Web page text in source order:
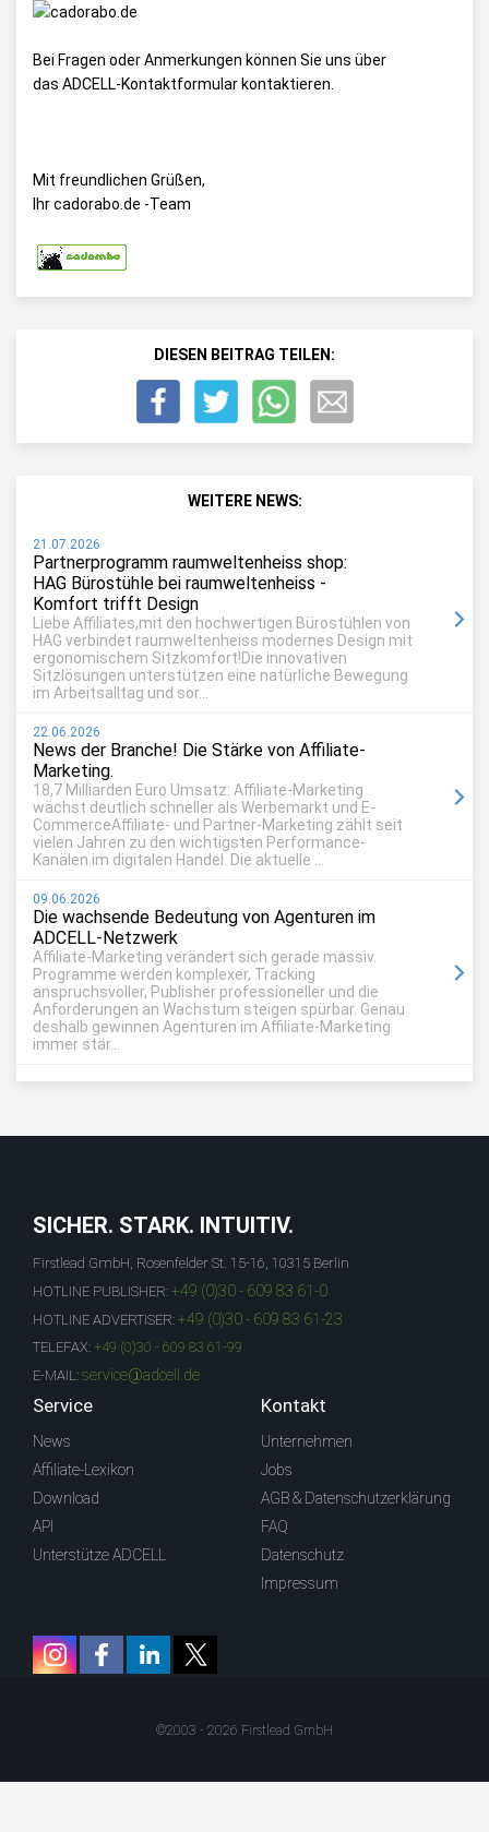
Bei Fragen oder Anmerkungen können Sie uns über
das ADCELL-Kontaktformular kontaktieren.
Mit freundlichen Grüßen,
Ihr cadorabo.de -Team
DIESEN BEITRAG TEILEN:
WEITERE NEWS:
21.07.2026
Partnerprogramm raumweltenheiss shop:
HAG Bürostühle bei raumweltenheiss -
Komfort trifft Design
Liebe Affiliates,mit den hochwertigen Bürostühlen von
HAG verbindet raumweltenheiss modernes Design mit
ergonomischem Sitzkomfort!Die innovativen
Sitzlösungen unterstützen eine natürliche Bewegung
im Arbeitsalltag und sor...
22.06.2026
News der Branche! Die Stärke von Affiliate-
Marketing.
18,7 Milliarden Euro Umsatz: Affiliate-Marketing
wächst deutlich schneller als Werbemarkt und E-
CommerceAffiliate- und Partner-Marketing zählt seit
vielen Jahren zu den wichtigsten Performance-
Kanälen im digitalen Handel. Die aktuelle ...
09.06.2026
Die wachsende Bedeutung von Agenturen im
ADCELL-Netzwerk
Affiliate-Marketing verändert sich gerade massiv.
Programme werden komplexer, Tracking
anspruchsvoller, Publisher professioneller und die
Anforderungen an Wachstum steigen spürbar. Genau
deshalb gewinnen Agenturen im Affiliate-Marketing
immer stär...
SICHER. STARK. INTUITIV.
Firstlead GmbH, Rosenfelder St. 15-16, 10315 Berlin
HOTLINE PUBLISHER: +49 (0)30 - 609 83 61-0
HOTLINE ADVERTISER: +49 (0)30 - 609 83 61-23
TELEFAX: +49 (0)30 - 609 83 61-99
E-MAIL: service@adcell.de
Service
News
Affiliate-Lexikon
Download
API
Unterstütze ADCELL
Kontakt
Unternehmen
Jobs
AGB & Datenschutzerklärung
FAQ
Datenschutz
Impressum
©2003 - 2026 Firstlead GmbH